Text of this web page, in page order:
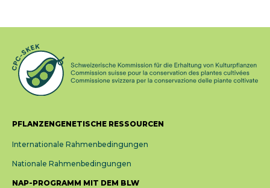
PFLANZENGENETISCHE RESSOURCEN
Internationale Rahmenbedingungen
Nationale Rahmenbedingungen
NAP-PROGRAMM MIT DEM BLW